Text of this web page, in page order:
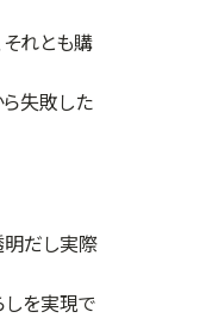
それとも購
失敗した
明だし実際
しを実現で